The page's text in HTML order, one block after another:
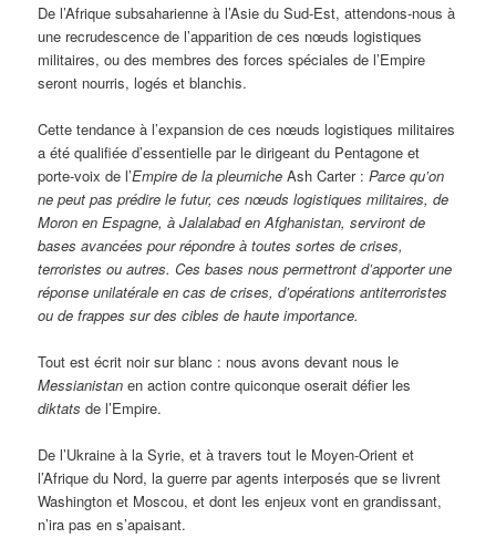
De l’Afrique subsaharienne à l’Asie du Sud-Est, attendons-nous à
une recrudescence de l’apparition de ces nœuds logistiques
militaires, ou des membres des forces spéciales de l’Empire
seront nourris, logés et blanchis.
Cette tendance à l’expansion de ces nœuds logistiques militaires
a été qualifiée d’essentielle par le dirigeant du Pentagone et
porte-voix de l’Empire de la pleurniche Ash Carter :Parce qu’on
ne peut pas prédire le futur, ces nœuds logistiques militaires, de
Moron en Espagne, à Jalalabad en Afghanistan, serviront de
bases avancées pour répondre à toutes sortes de crises,
terroristes ou autres. Ces bases nous permettront d’apporter une
réponse unilatérale en cas de crises, d’opérations antiterroristes
ou de frappes sur des cibles de haute importance.
Tout est écrit noir sur blanc : nous avons devant nous le
Messianistan en action contre quiconque oserait défier les
diktats de l’Empire.
De l’Ukraine à la Syrie, et à travers tout le Moyen-Orient et
l’Afrique du Nord, la guerre par agents interposés que se livrent
Washington et Moscou, et dont les enjeux vont en grandissant,
n’ira pas en s’apaisant.